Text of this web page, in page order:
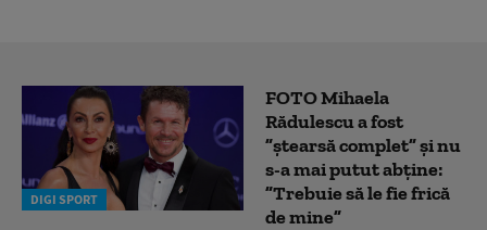
DIGI SPORT
FOTO Mihaela
Rădulescu a fost
”ștearsă complet” și nu
s-a mai putut abține:
”Trebuie să le fie frică
de mine”